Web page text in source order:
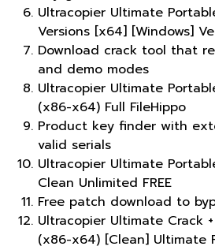
Ultracopier Ultimate
Versions [x64] [Windows]
Download crack tool that
and demo modes
Ultracopier Ultimate
(x86-x64) Full FileHippo
Product key finder with
valid serials
Ultracopier Ultimate
Clean Unlimited FREE
Free patch download to
Ultracopier Ultimate Crack
(x86-x64) [Clean] Ultimate